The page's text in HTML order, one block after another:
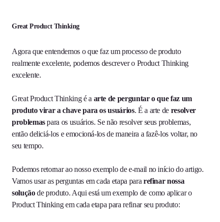
Great Product Thinking
Agora que entendemos o que faz um processo de produto
realmente excelente, podemos descrever o Product Thinking
excelente.
Great Product Thinking é a arte de perguntar o que faz um
produto virar a chave para os usuários. É a arte de resolver
problemaspara os usuários. Se não resolver seus problemas,
então deliciá-los e emocioná-los de maneira a fazê-los voltar, no
seu tempo.
Podemos retornar ao nosso exemplo de e-mail no início do artigo.
Vamos usar as perguntas em cada etapa para refinar nossa
soluçãode produto. Aqui está um exemplo de como aplicar o
Product Thinking em cada etapa para refinar seu produto: